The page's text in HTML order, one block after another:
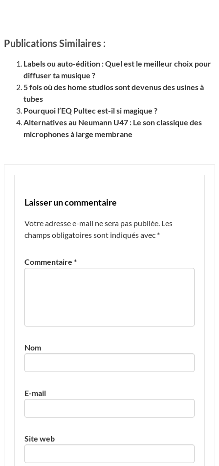
Publications Similaires :
Labels ou auto-édition : Quel est le meilleur choix pour
diffuser ta musique ?
5 fois où des home studios sont devenus des usines à
tubes
Pourquoi l’EQ Pultec est-il si magique ?
Alternatives au Neumann U47 : Le son classique des
microphones à large membrane
Laisser un commentaire
Votre adresse e-mail ne sera pas publiée. Les
champs obligatoires sont indiqués avec *
Commentaire *
Nom
E-mail
Site web